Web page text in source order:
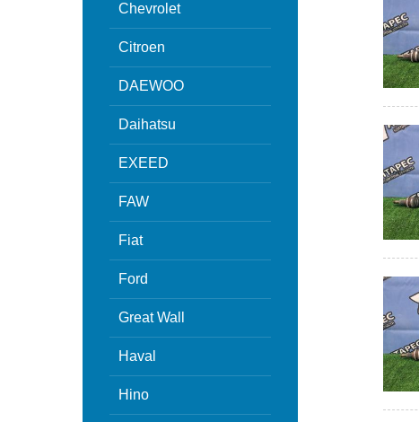
Chevrolet
Citroen
DAEWOO
Daihatsu
EXEED
FAW
Fiat
Ford
Great Wall
Haval
Hino